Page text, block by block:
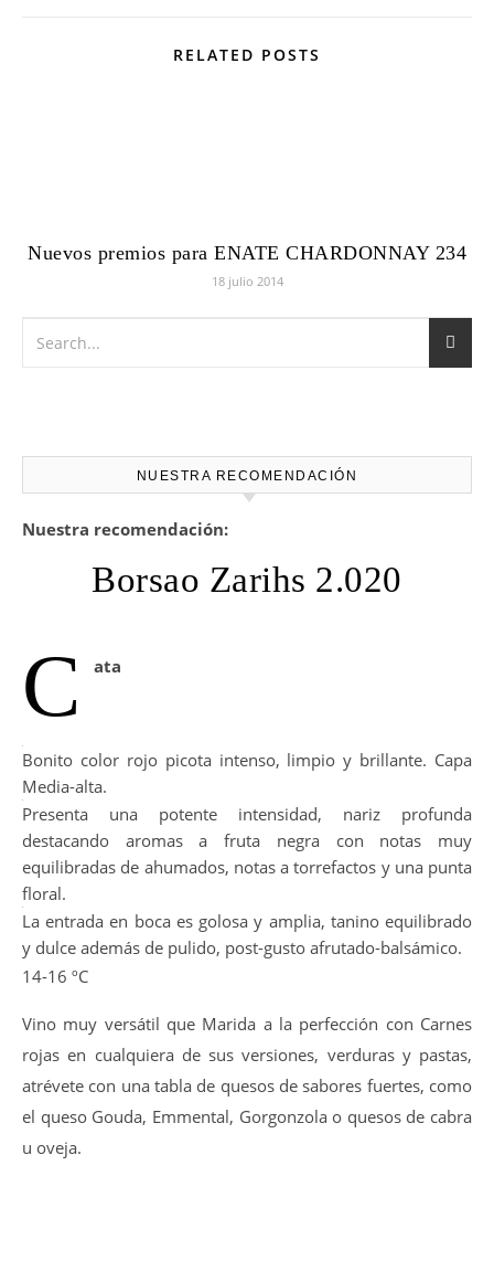
RELATED POSTS
Nuevos premios para ENATE CHARDONNAY 234
18 julio 2014
NUESTRA RECOMENDACIÓN
Nuestra recomendación:
Borsao Zarihs 2.020
C ata
Bonito color rojo picota intenso, limpio y brillante. Capa
Media-alta.
Presenta una potente intensidad, nariz profunda
destacando aromas a fruta negra con notas muy
equilibradas de ahumados, notas a torrefactos y una punta
floral.
La entrada en boca es golosa y amplia, tanino equilibrado
y dulce además de pulido, post-gusto afrutado-balsámico.
14-16 ºC
Vino muy versátil que Marida a la perfección con Carnes
rojas en cualquiera de sus versiones, verduras y pastas,
atrévete con una tabla de quesos de sabores fuertes, como
el queso Gouda, Emmental, Gorgonzola o quesos de cabra
u oveja.